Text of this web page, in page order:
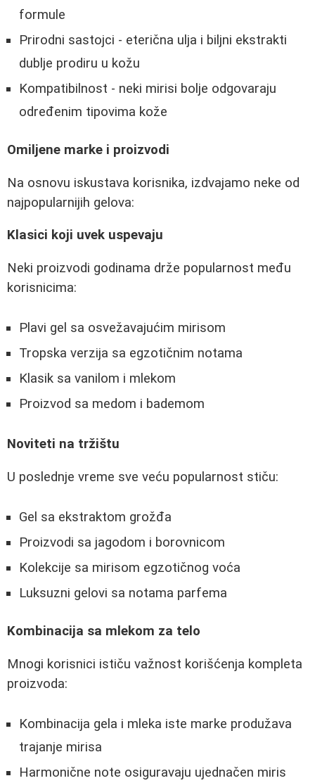
formule
Prirodni sastojci - eterična ulja i biljni ekstrakti
dublje prodiru u kožu
Kompatibilnost - neki mirisi bolje odgovaraju
određenim tipovima kože
Omiljene marke i proizvodi
Na osnovu iskustava korisnika, izdvajamo neke od
najpopularnijih gelova:
Klasici koji uvek uspevaju
Neki proizvodi godinama drže popularnost među
korisnicima:
Plavi gel sa osvežavajućim mirisom
Tropska verzija sa egzotičnim notama
Klasik sa vanilom i mlekom
Proizvod sa medom i bademom
Noviteti na tržištu
U poslednje vreme sve veću popularnost stiču:
Gel sa ekstraktom grožđa
Proizvodi sa jagodom i borovnicom
Kolekcije sa mirisom egzotičnog voća
Luksuzni gelovi sa notama parfema
Kombinacija sa mlekom za telo
Mnogi korisnici ističu važnost korišćenja kompleta
proizvoda:
Kombinacija gela i mleka iste marke produžava
trajanje mirisa
Harmonične note osiguravaju ujednačen miris